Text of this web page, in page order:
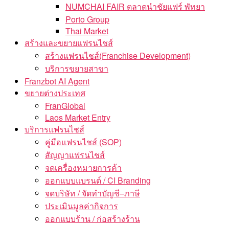
NUMCHAI FAIR ตลาดนำชัยแฟร์ พัทยา
Porto Group
Thai Market
สร้างและขยายแฟรนไชส์
สร้างแฟรนไชส์(Franchise Development)
บริการขยายสาขา
Franzbot AI Agent
ขยายต่างประเทศ
FranGlobal
Laos Market Entry
บริการแฟรนไชส์
คู่มือแฟรนไชส์ (SOP)
สัญญาแฟรนไชส์
จดเครื่องหมายการค้า
ออกแบบแบรนด์ / CI Branding
จดบริษัท / จัดทำบัญชี–ภาษี
ประเมินมูลค่ากิจการ
ออกแบบร้าน / ก่อสร้างร้าน